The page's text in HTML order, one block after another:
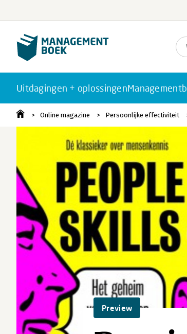
Uitdagingen + oplossingen
Online magazine Persoonlijke effectiviteit
Preview